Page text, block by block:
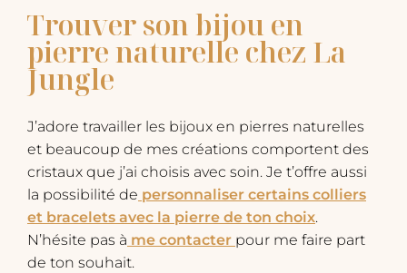
Trouver son bijou en
pierre naturelle chez La
Jungle
J’adore travailler les bijoux en pierres naturelles
et beaucoup de mes créations comportent des
cristaux que j’ai choisis avec soin. Je t’offre aussi
la possibilité de personnaliser certains colliers
et bracelets avec la pierre de ton choix.
N’hésite pas à me contacter pour me faire part
de ton souhait.